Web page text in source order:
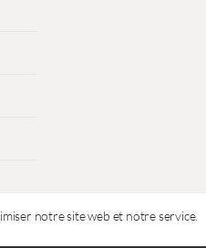
notre site web et notre service.